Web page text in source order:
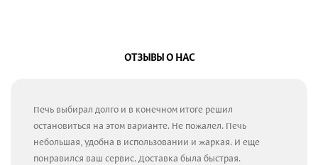
ОТЗЫВЫ О НАС
Печь выбирал долго и в конечном итоге решил
остановиться на этом варианте. Не пожалел. Печь
небольшая, удобна в использовании и жаркая. И еще
понравился ваш сервис. Доставка была быстрая.